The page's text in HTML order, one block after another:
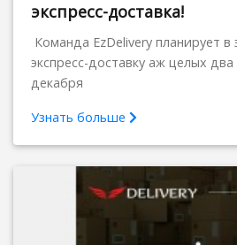
экспресс-доставка!
Команда EzDelivery планирует в
экспресс-доставку аж целых два
декабря
Узнать больше